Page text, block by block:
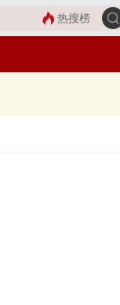
热搜榜
、宜春、双菱、
的！手推车品牌主